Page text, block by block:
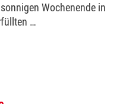
Wochenende in
…